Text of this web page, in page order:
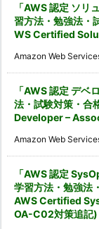
「AWS 認定 ソリ
習方法・勉強法・
WS Certified
Amazon Web
「AWS 認定 デベ
法・試験対策・
Developer –
Amazon Web
「AWS 認定
学習方法・勉強法
AWS Certified
OA-C02対策追記)